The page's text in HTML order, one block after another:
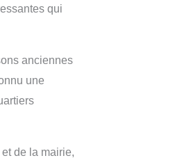
qui
anciennes
une
de la mairie,